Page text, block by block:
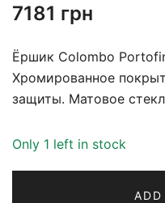
7181 грн
Ёршик Colombo
Хромированное
защиты. Матовое
Only 1 left in stock